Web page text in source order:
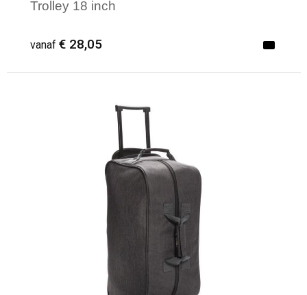
Trolley 18 inch
vanaf € 28,05
Minimale afname: 1